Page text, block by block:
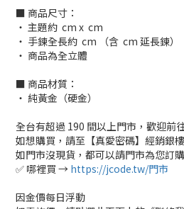
■ 商品尺寸：
‧ 主題約 cm x cm
‧ 手鍊全長約 cm （含 cm 延長鍊）
‧ 商品為全立體
■ 商品材質：
‧ 純黃金（硬金）
全台有超過 190 間以上門市，歡迎前
如想購買，請至【真愛密碼】經銷銀
如門市沒現貨，都可以請門市為您訂
✅ 哪裡買 → https://jcode.tw/門市
因金價每日浮動